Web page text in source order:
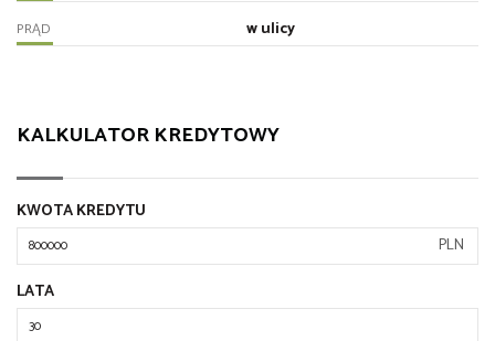
PRĄD w ulicy
KALKULATOR KREDYTOWY
KWOTA KREDYTU
PLN
LATA